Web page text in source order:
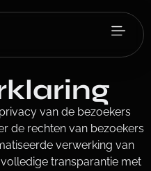
van de bezoekers
de rechten van bezoekers
verwerking van
transparantie met